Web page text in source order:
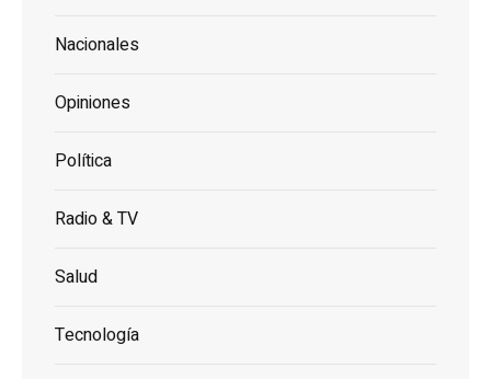
Nacionales
Opiniones
Política
Radio & TV
Salud
Tecnología